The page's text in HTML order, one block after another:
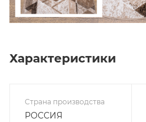
Характеристики
Страна производства
РОССИЯ